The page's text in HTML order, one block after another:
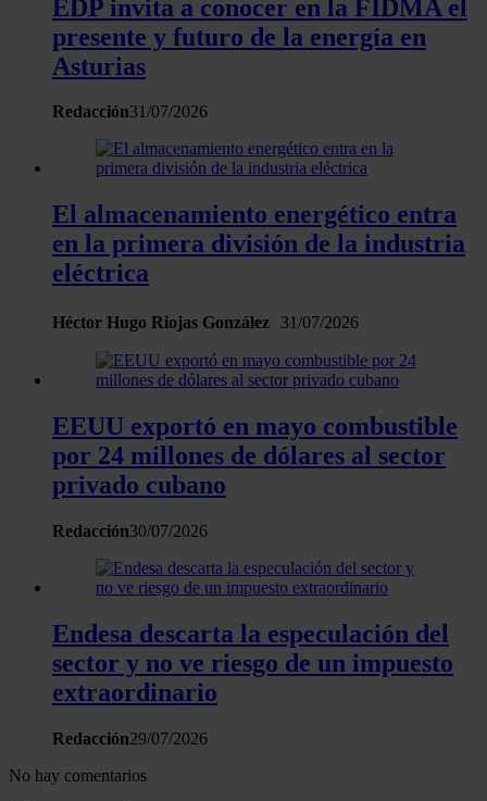
sociales y analizar el tráfico. Además, compartimos
información sobre el uso que haga del sitio web con
nuestros partners de redes sociales, publicidad y análisis
que les haya proporcionado o que hayan recopilado a
partir del uso que haya hecho de sus servicios.
EDP invita a conocer en la FIDMA el
presente y futuro de la energía en
Asturias
Redacción31/07/2026
El almacenamiento energético entra
en la primera división de la industria
eléctrica
Héctor Hugo Riojas González 31/07/2026
EEUU exportó en mayo combustible
por 24 millones de dólares al sector
privado cubano
Redacción30/07/2026
Endesa descarta la especulación del
sector y no ve riesgo de un impuesto
extraordinario
Redacción29/07/2026
No hay comentarios